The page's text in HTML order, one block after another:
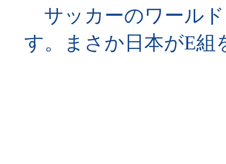
サッカーのワール
す。まさか日本がE組